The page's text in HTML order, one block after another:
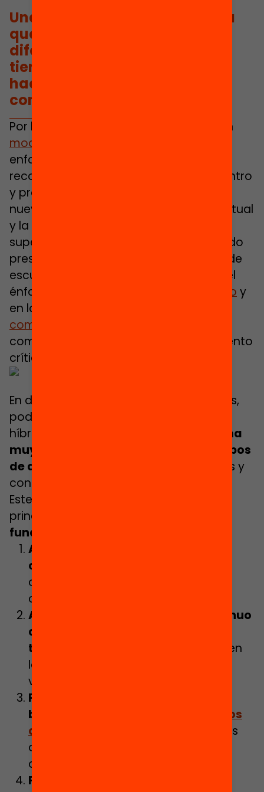
Una escuela híbrida es aquella
que concibe de forma muy
diferente los espacios y los
tiempos de aprendizaje,
haciéndolos extensivos y
continuos
Por lo tanto, planteamos desde aquí un
modelo de escuela híbrida
enfoque distinto que resignifica y
reconceptualiza el concepto de encuentro
y presencia física y que propone una
nueva forma de entender el espacio virtual
y la distancia. Es decir, un modelo que
supera la clásica dicotomía entre mundo
presencial y mundo virtual. Un modelo de
escuela híbrida que trabaja poniendo el
énfasis en un
aprendizaje más profundo y
en las
competencias de Fullan
comunicación, colaboración, pensamiento
crítico, carácter y civismo.
En definitiva, y sin miedo a equivocarnos,
podríamos afirmar que una escuela
híbrida es aquella que
concibe de forma
muy diferente los espacios y los tiempos
de aprendizaje
, haciéndolos extensivos y
continuos.
Este modelo de escuela se basa,
principalmente, en
fundamentales
Abrir la escuela al entorno y a la
comunidad
comunitarios como bibliotecas o
centros cívicos y juveniles.
Acompañar y ofrecer apoyo continuo
al alumnado desde la función
tutorial,
sea cual sea la dimensión en
la que se encuentra (presencial y/o
virtual)
Priorizar un modelo educativo
basado en la
sonalización de los
aprendizajes
, en el que los principios
de socialización, de autonomía y de
atención individualizada son claves.
Proporcionar apoyo a los centros